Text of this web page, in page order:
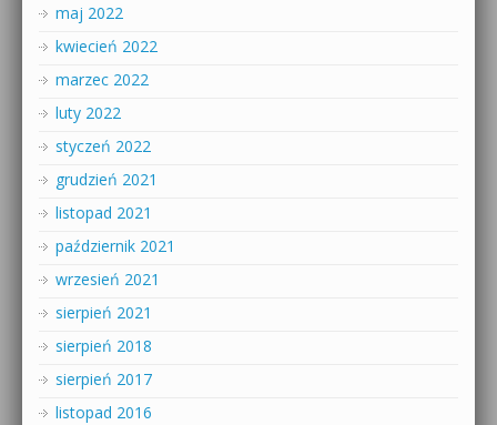
maj 2022
kwiecień 2022
marzec 2022
luty 2022
styczeń 2022
grudzień 2021
listopad 2021
październik 2021
wrzesień 2021
sierpień 2021
sierpień 2018
sierpień 2017
listopad 2016